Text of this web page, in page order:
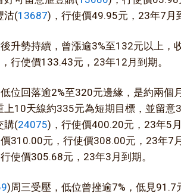
沽(13687)，行使價49.95元，23年7月
升勢持續，曾漲逾3%至132元以上，
行使價133.43元，23年12月到期。
位回落逾2%至320元邊緣，是約兩個
上10天線約335元為短期目標，並留意
購(24075)，行使價400.20元，23年5
310.00元，行使價308.00元，23年7
使價305.68元，23年3月到期。
)周三受壓，低位曾挫逾7%，低見91.7